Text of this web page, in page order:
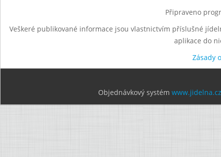
Připraveno
Veškeré publikované informace jsou vlastnictvím příslušné
aplikace do
Zásady
Objednávkový systém www.jidelna.cz